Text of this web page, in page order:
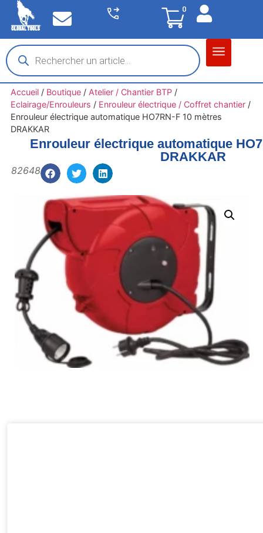
0
Accueil/ Boutique/ Atelier / Chantier BTP/
Eclairage/Enrouleurs / Enrouleur électrique / Coffret chantier/
Enrouleur électrique automatique HO7RN-F 10 mètres
DRAKKAR
Enrouleur électrique automatique
DRAKKAR
82648